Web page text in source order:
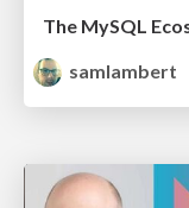
The MySQL
samlambert